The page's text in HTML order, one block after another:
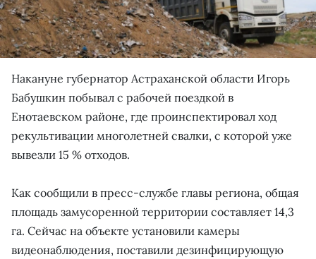
Накануне губернатор Астраханской области Игорь
Бабушкин побывал с рабочей поездкой в
Енотаевском районе, где проинспектировал ход
рекультивации многолетней свалки, с которой уже
вывезли 15 % отходов.
Как сообщили в пресс-службе главы региона, общая
площадь замусоренной территории составляет 14,3
га. Сейчас на объекте установили камеры
видеонаблюдения, поставили дезинфицирующую